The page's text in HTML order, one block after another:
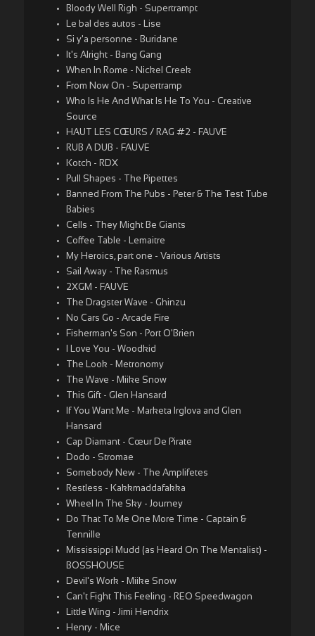
Bloody Well Righ - Supertrampt
Le bal des autos - Lise
Si y'a personne - Buridane
It's Alright - Bang Gang
When In Rome - Nickel Creek
From Now On - Supertramp
Who Is He And What Is He To You - Creative
Source
HAUT LES CŒURS / RAG #2 - FAUVE
RUB A DUB - FAUVE
Kotch - RDX
Pull Shapes - The Pipettes
Banned From The Pubs - Peter & The Test Tube
Babies
Cells - They Might Be Giants
Coffee Table - Lemaitre
My Heroics, part one - Various Artists
Sail Away - The Rasmus
2XGM - FAUVE
The Dragster Wave - Ghinzu
No Cars Go - Arcade Fire
Fisherman's Son - Port O'Brien
I Love You - Woodkid
The Look - Metronomy
The Wave - Miike Snow
This Gift - Glen Hansard
If You Want Me - Marketa Irglova and Glen
Hansard
Cap Diamant - Cœur De Pirate
Dodo - Stromae
Somebody New - The Amplifetes
Restless - Kakkmaddafakka
Wheel In The Sky - Journey
Do That To Me One More Time - Captain &
Tennille
Mississippi Mudd (as Heard On The Mentalist) -
BOSSHOUSE
Devil's Work - Miike Snow
Can't Fight This Feeling - REO Speedwagon
Little Wing - Jimi Hendrix
Henry - Mice